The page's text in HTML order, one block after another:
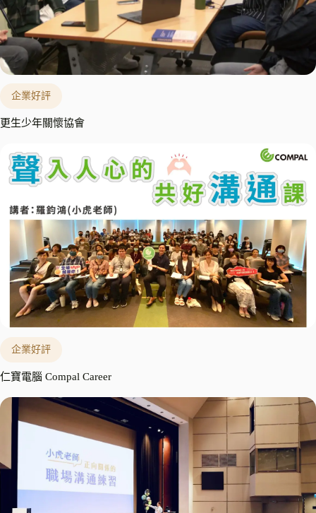
企業好評
更生少年關懷協會
企業好評
仁寶電腦 Compal Career